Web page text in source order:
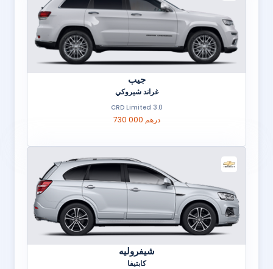
جيب
غراند شيروكي
3.0 CRD Limited
730 000 درهم
شيفروليه
كابتيفا